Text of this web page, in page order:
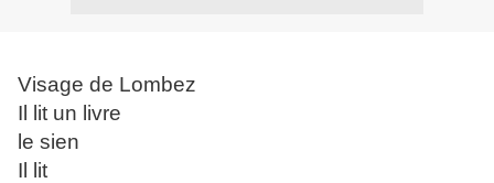
Visage de Lombez
Il lit un livre
le sien
Il lit